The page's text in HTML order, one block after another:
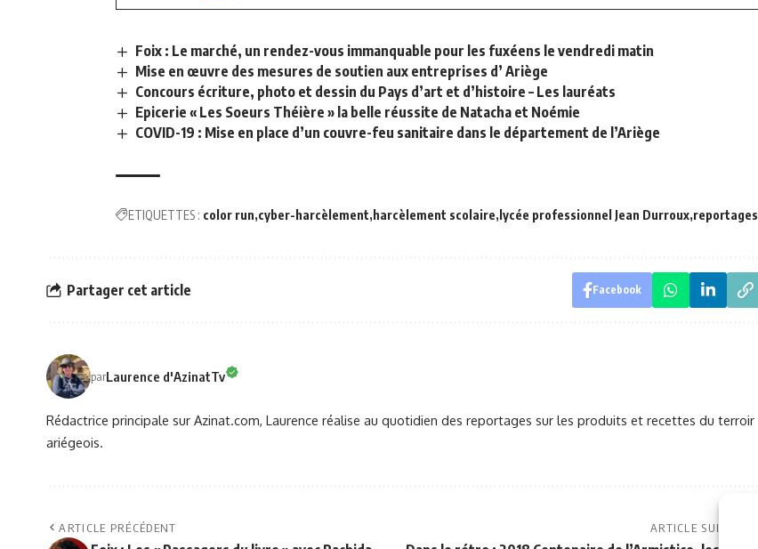
Foix : Le marché, un rendez-vous immanquable pour les fuxéens le vendredi matin
Mise en œuvre des mesures de soutien aux entreprises d’ Ariège
Concours écriture, photo et dessin du Pays d’art et d’histoire – Les lauréats
Epicerie « Les Soeurs Théière » la belle réussite de Natacha et Noémie
COVID-19 : Mise en place d’un couvre-feu sanitaire dans le département de l’Ariège
ETIQUETTES : color run cyber-harcèlement harcèlement scolaire lycée professionnel Jean Durroux reportages
Partager cet article Facebook
parLaurence d'AzinatTv
Rédactrice principale sur Azinat.com, Laurence réalise au quotidien des reportages sur les produits et recettes du terroir
ariégeois.
ARTICLE PRÉCÉDENT ARTICLE SUIVANT